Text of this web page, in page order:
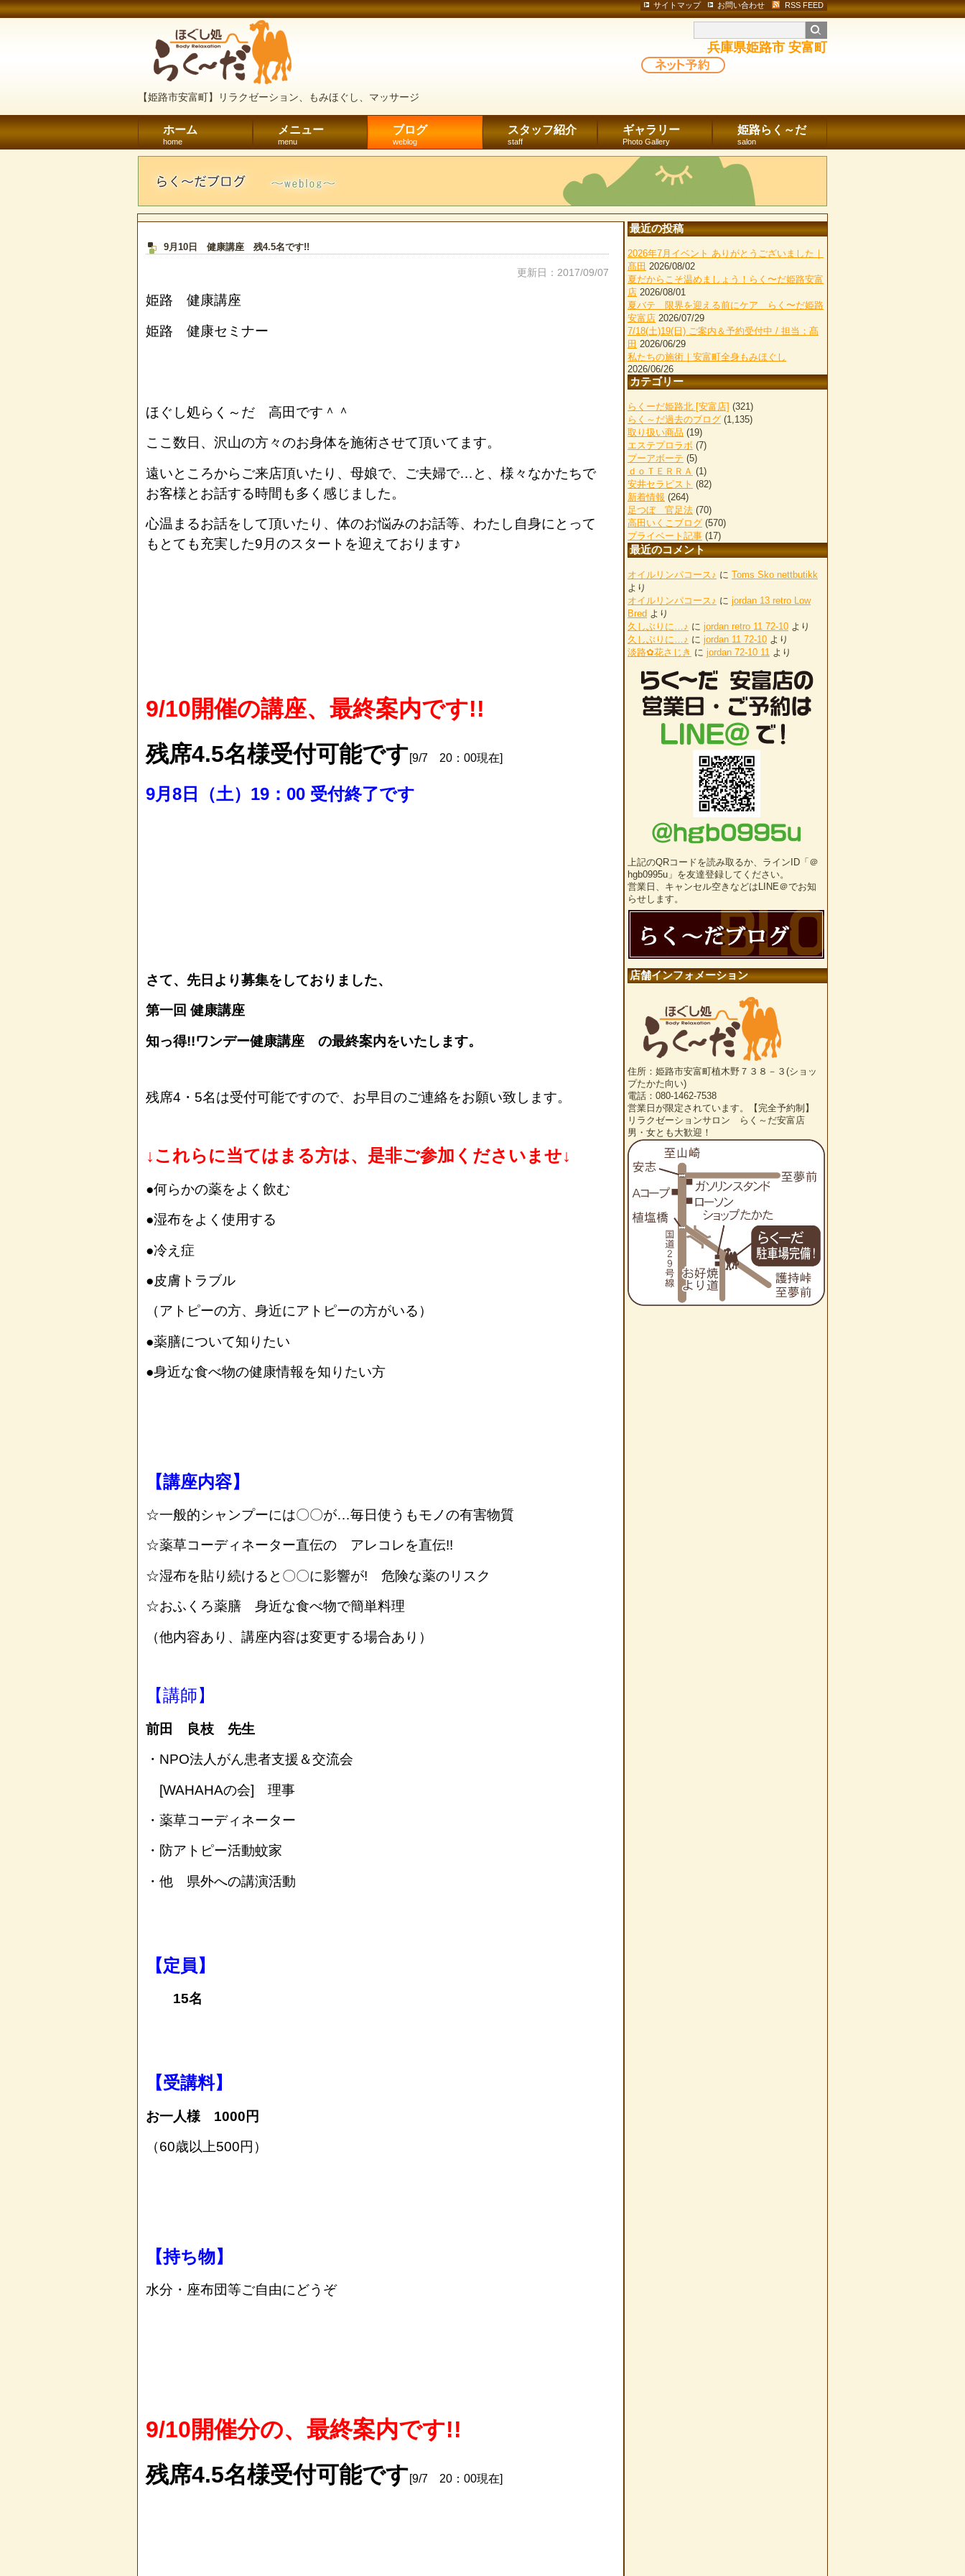
【姫路市安富町】リラクゼーション、もみほぐし、マッサージ
サイトマップ お問い合わせ RSS FEED
兵庫県姫路市 安富町
ホーム
home
メニュー
menu
ブログ
weblog
スタッフ紹介
staff
ギャラリー
Photo Gallery
姫路らく～だ
salon
9月10日 健康講座 残4.5名です!!
更新日：2017/09/07
姫路 健康講座
姫路 健康セミナー
ほぐし処らく～だ 高田です＾＾
ここ数日、沢山の方々のお身体を施術させて頂いてます。
遠いところからご来店頂いたり、母娘で、ご夫婦で…と、様々なかたちで
お客様とお話する時間も多く感じました。
心温まるお話をして頂いたり、体のお悩みのお話等、わたし自身にとって
もとても充実した9月のスタートを迎えております♪
9/10開催の講座、最終案内です!!
残席4.5名様受付可能です[9/7 20：00現在]
9月8日（土）19：00 受付終了です
さて、先日より募集をしておりました、
第一回 健康講座
知っ得!!ワンデー健康講座 の最終案内をいたします。
残席4・5名は受付可能ですので、お早目のご連絡をお願い致します。
↓これらに当てはまる方は、是非ご参加くださいませ↓
●何らかの薬をよく飲む
●湿布をよく使用する
●冷え症
●皮膚トラブル
（アトピーの方、身近にアトピーの方がいる）
●薬膳について知りたい
●身近な食べ物の健康情報を知りたい方
【講座内容】
☆一般的シャンプーには〇〇が…毎日使うもモノの有害物質
☆薬草コーディネーター直伝の アレコレを直伝!!
☆湿布を貼り続けると〇〇に影響が! 危険な薬のリスク
☆おふくろ薬膳 身近な食べ物で簡単料理
（他内容あり、講座内容は変更する場合あり）
【講師】
前田 良枝 先生
・NPO法人がん患者支援＆交流会
[WAHAHAの会] 理事
・薬草コーディネーター
・防アトピー活動蚊家
・他 県外への講演活動
【定員】
15名
【受講料】
お一人様 1000円
（60歳以上500円）
【持ち物】
水分・座布団等ご自由にどうぞ
9/10開催分の、最終案内です!!
残席4.5名様受付可能です[9/7 20：00現在]
最近の投稿
2026年7月イベント ありがとうございました｜
髙田 2026/08/02
夏だからこそ温めましょう！らく〜だ姫路安富
店 2026/08/01
夏バテ 限界を迎える前にケア らく〜だ姫路
安富店 2026/07/29
7/18(土)19(日) ご案内＆予約受付中 / 担当：髙
田 2026/06/29
私たちの施術｜安富町全身もみほぐし
2026/06/26
カテゴリー
らくーだ姫路北 [安富店] (321)
らく～だ過去のブログ (1,135)
取り扱い商品 (19)
エステプロラボ (7)
プーアボーテ (5)
ｄｏＴＥＲＲＡ (1)
安井セラピスト (82)
新着情報 (264)
足つぼ 官足法 (70)
高田いくこブログ (570)
プライベート記事 (17)
最近のコメント
オイルリンパコース♪ に Toms Sko nettbutikk
より
オイルリンパコース♪ に jordan 13 retro Low
Bred より
久しぶりに…♪ に jordan retro 11 72-10 より
久しぶりに…♪ に jordan 11 72-10 より
淡路✿花さじき に jordan 72-10 11 より
上記のQRコードを読み取るか、ラインID「＠
hgb0995u」を友達登録してください。
営業日、キャンセル空きなどはLINE＠でお知
らせします。
店舗インフォメーション
住所：姫路市安富町植木野７３８－３(ショッ
プたかた向い)
電話：080-1462-7538
営業日が限定されています。【完全予約制】
リラクゼーションサロン らく～だ安富店
男・女とも大歓迎！